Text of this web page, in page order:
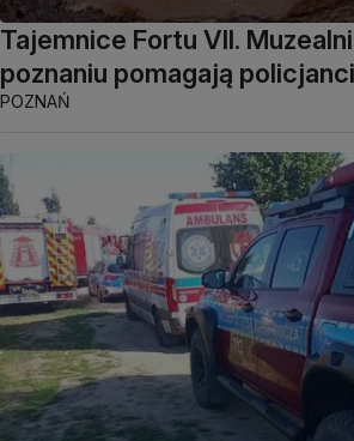
Tajemnice Fortu VII.
poznaniu pomagają policjanci
POZNAŃ